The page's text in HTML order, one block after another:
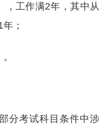
，工作满2年，其中从
；
分考试科目条件中涉